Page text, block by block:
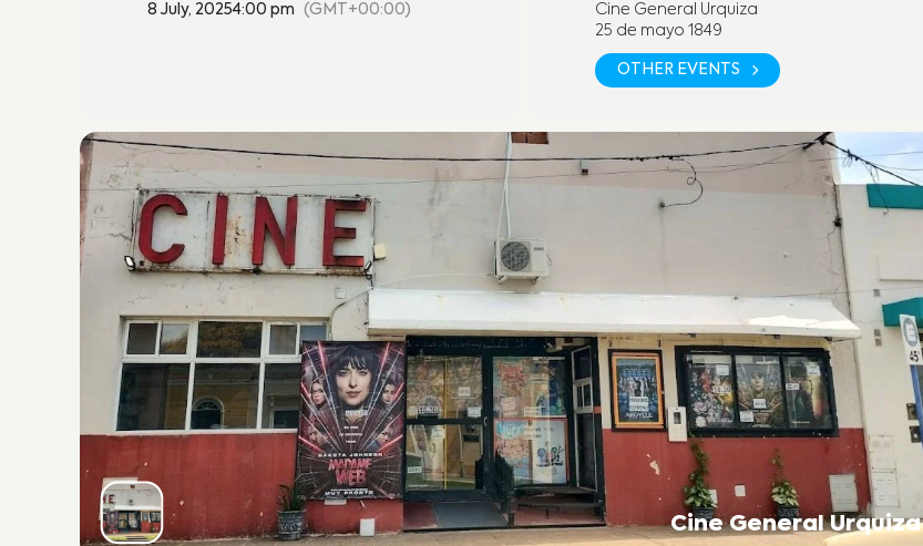
8 July, 20254:00 pm (GMT+00:00)
Cine General Urquiza
25 de mayo 1849
OTHER EVENTS
Cine General Urquiza